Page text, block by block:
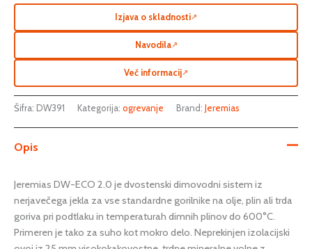
Izjava o skladnosti↗
Navodila↗
Več informacij↗
Šifra: DW391 Kategorija: ogrevanje Brand: Jeremias
Opis
Jeremias DW-ECO 2.0 je dvostenski dimovodni sistem iz
nerjavečega jekla za vse standardne gorilnike na olje, plin ali trda
goriva pri podtlaku in temperaturah dimnih plinov do 600°C.
Primeren je tako za suho kot mokro delo. Neprekinjen izolacijski